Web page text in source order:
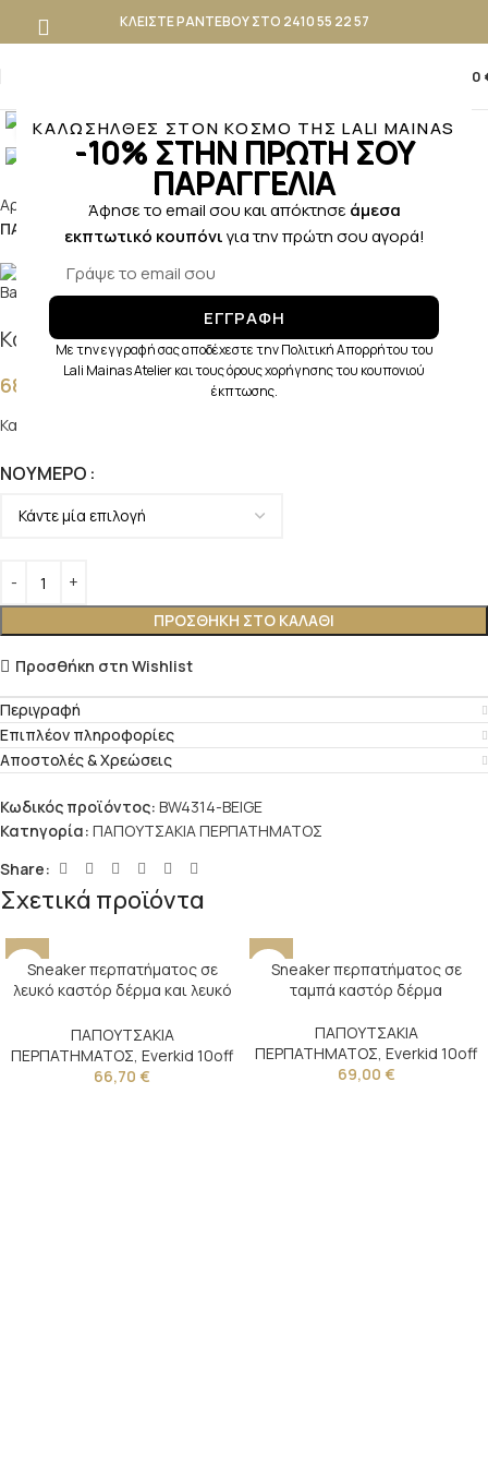
ΚΑΛΩΣΗΛΘΕΣ ΣΤΟΝ ΚΟΣΜΟ ΤΗΣ LALI MAINAS
-10% ΣΤΗΝ ΠΡΩΤΗ ΣΟΥ
ΠΑΡΑΓΓΕΛΙΑ
Άφησε το email σου και απόκτησε άμεσα
εκπτωτικό κουπόνιγια την πρώτη σου αγορά!
ΕΓΓΡΑΦΗ
Με την εγγραφή σας αποδέχεστε την Πολιτική Απορρήτου του
Lali Mainas Atelier και τους όρους χορήγησης του κουπονιού
έκπτωσης.
ΚΛΕΙΣΤΕ ΡΑΝΤΕΒΟΥ ΣΤΟ 2410 55 22 57
0,00
Κλικ για μεγέθυνση
Αρχική σελίδα ΒΑΠΤΙΣΗ ΑΓΟΡΙ ΒΑΠΤΙΣΤΙΚΑ ΠΑΠΟΥΤΣAKIA ΑΓΟΡΙ
ΠΑΠΟΥΤΣΑΚΙΑ ΠΕΡΠΑΤΗΜΑΤΟΣ
Καστόρινο Μοκασίνι BW4314 Πούρο
68,90
Καστόρινα Μοκασίνια Μονή Μπαρέτα Χρατς σε Πούρο Χρώμα
ΝΟΎΜΕΡΟ
ΠΡΟΣΘΉΚΗ ΣΤΟ ΚΑΛΆΘΙ
Προσθήκη στη Wishlist
Περιγραφή
Επιπλέον πληροφορίες
Αποστολές & Χρεώσεις
Κωδικός προϊόντος: BW4314-BEIGE
Κατηγορία: ΠΑΠΟΥΤΣΑΚΙΑ ΠΕΡΠΑΤΗΜΑΤΟΣ
Share:
Σχετικά προϊόντα
Sneaker περπατήματος σε
λευκό καστόρ δέρμα και λευκό
ΠΑΠΟΥΤΣΑΚΙΑ
ΠΕΡΠΑΤΗΜΑΤΟΣ Everkid 10off
66,70 €
Sneaker περπατήματος σε
ταμπά καστόρ δέρμα
ΠΑΠΟΥΤΣΑΚΙΑ
ΠΕΡΠΑΤΗΜΑΤΟΣ, Everkid 10off
69,00 €